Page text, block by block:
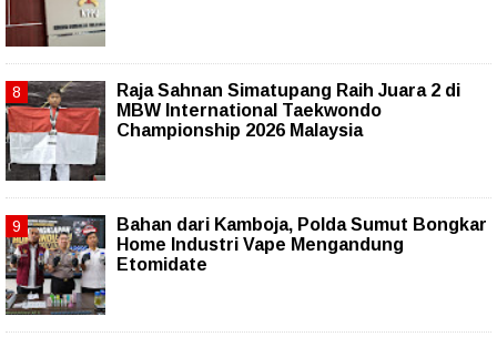
Raja Sahnan Simatupang Raih Juara 2 di
MBW International Taekwondo
Championship 2026 Malaysia
Bahan dari Kamboja, Polda Sumut Bongkar
Home Industri Vape Mengandung
Etomidate